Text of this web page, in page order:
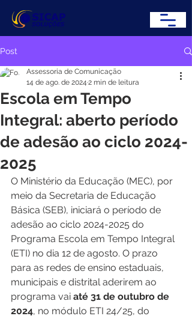
Post
Escola em Tempo
Integral: aberto período
de adesão ao ciclo 2024-
2025
Assessoria de Comunicação
14 de ago. de 2024 2 min de leitura
O Ministério da Educação (MEC), por
meio da Secretaria de Educação
Básica (SEB), iniciará o período de
adesão ao ciclo 2024-2025 do
Programa Escola em Tempo Integral
(ETI) no dia 12 de agosto. O prazo
para as redes de ensino estaduais,
municipais e distrital aderirem ao
programa vai até 31 de outubro de
2024, no módulo ETI 24/25, do